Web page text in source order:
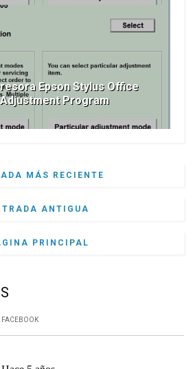
Epson Stylus Office
Adjustment Program
MÁS RECIENTE
ANTIGUA
PRINCIPAL
FACEBOOK